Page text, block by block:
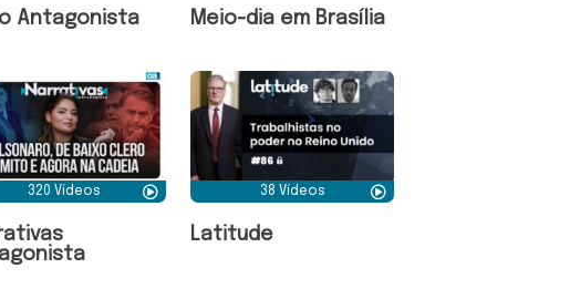
Antagonista Meio-dia em Brasília
320 Vídeos 38 Vídeos
Latitude